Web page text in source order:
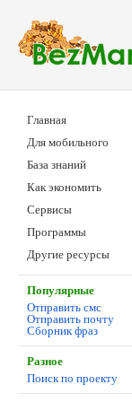
Главная
Для мобильного
База знаний
Как экономить
Сервисы
Программы
Другие ресурсы
Популярные
Отправить смс
Отправить почту
Сборник фраз
Разное
Поиск по проекту